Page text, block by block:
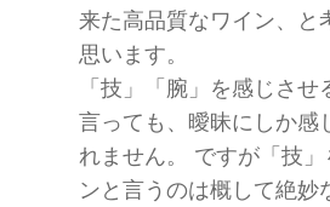
来た高品質なワイン、と
思います。
「技」「腕」を感じさ
言っても、曖昧にしか感
れません。 ですが「技
ンと言うのは概して絶妙